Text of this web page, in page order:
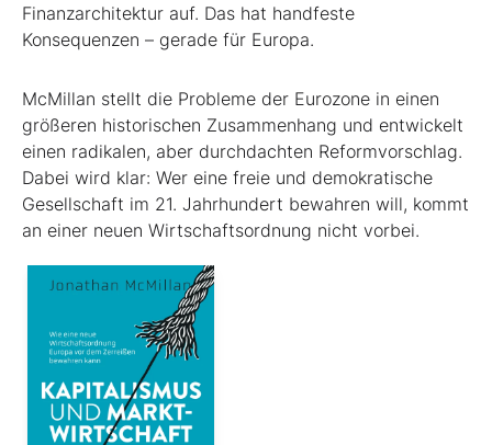
Finanzarchitektur auf. Das hat handfeste
Konsequenzen – gerade für Europa.
McMillan stellt die Probleme der Eurozone in einen
größeren historischen Zusammenhang und entwickelt
einen radikalen, aber durchdachten Reformvorschlag.
Dabei wird klar: Wer eine freie und demokratische
Gesellschaft im 21. Jahrhundert bewahren will, kommt
an einer neuen Wirtschaftsordnung nicht vorbei.